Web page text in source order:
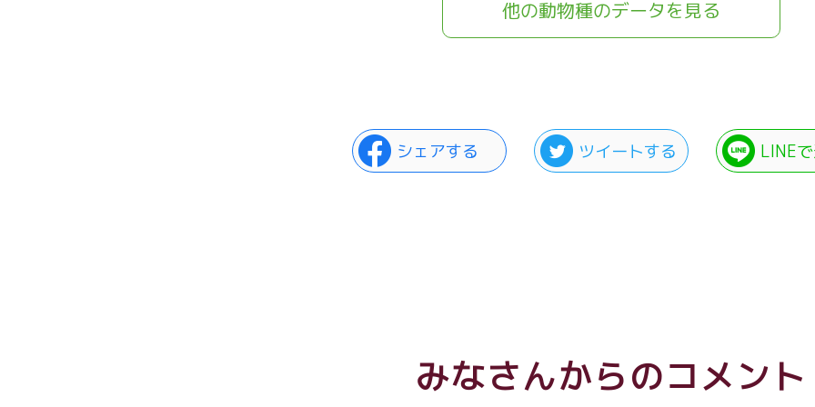
他の動物種のデータを見る
シェアする ツイートする LINE
みなさんからのコメント